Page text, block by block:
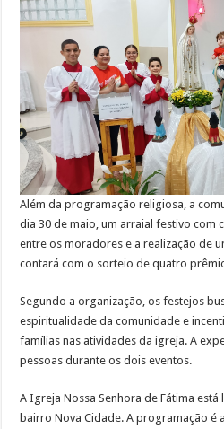
Além da programação religiosa, a
dia 30 de maio, um arraial festivo com
entre os moradores e a realização de
contará com o sorteio de quatro
Segundo a organização, os festejos
espiritualidade da comunidade e
famílias nas atividades da igreja. A
pessoas durante os dois eventos.
A Igreja Nossa Senhora de Fátima está
bairro Nova Cidade. A programação é